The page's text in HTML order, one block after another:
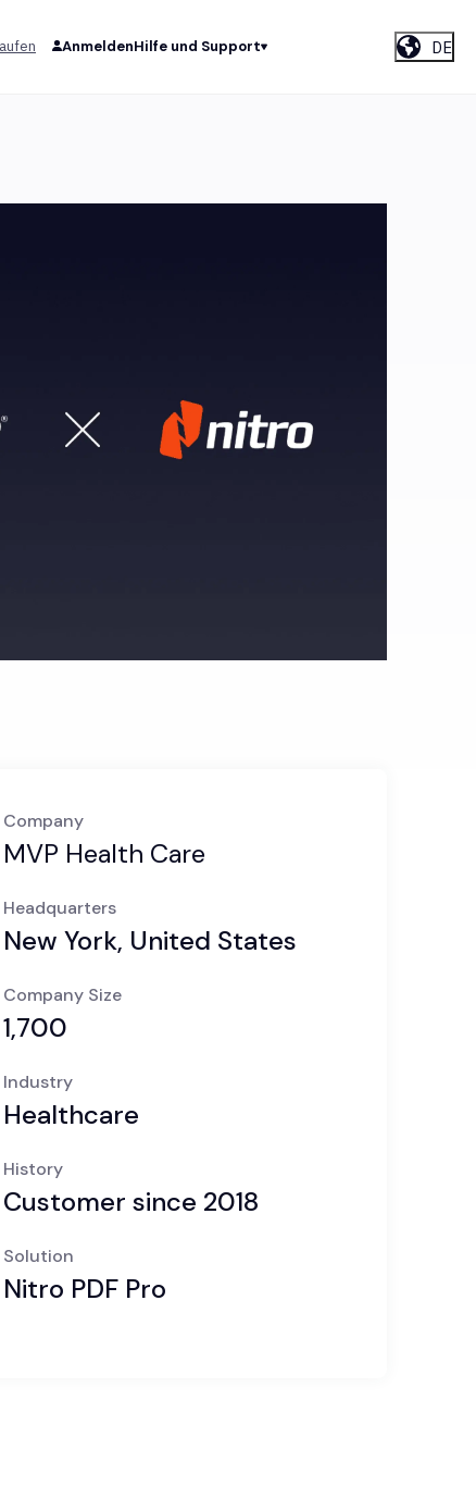
AnmeldenHilfe und Support DE
Company
MVP Health Care
Headquarters
New York, United States
Company Size
1,700
Industry
Healthcare
History
Customer since 2018
Solution
Nitro PDF Pro